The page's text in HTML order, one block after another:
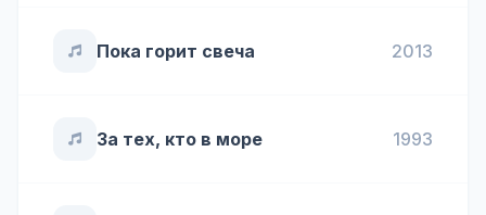
Пока горит свеча 2013
За тех, кто в море 1993